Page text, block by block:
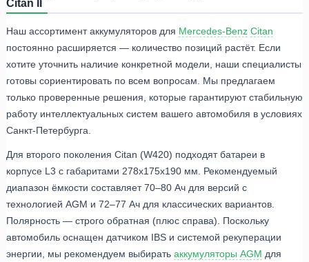
Citan II
Наш ассортимент аккумуляторов для Mercedes-Benz Citan
постоянно расширяется — количество позиций растёт. Если
хотите уточнить наличие конкретной модели, наши специалисты
готовы сориентировать по всем вопросам. Мы предлагаем
только проверенные решения, которые гарантируют стабильную
работу интеллектуальных систем вашего автомобиля в условиях
Санкт-Петербурга.
Для второго поколения Citan (W420) подходят батареи в
корпусе L3 с габаритами 278x175x190 мм. Рекомендуемый
диапазон ёмкости составляет 70–80 Ач для версий с
технологией AGM и 72–77 Ач для классических вариантов.
Полярность — строго обратная (плюс справа). Поскольку
автомобиль оснащен датчиком IBS и системой рекуперации
энергии, мы рекомендуем выбирать аккумуляторы AGM для